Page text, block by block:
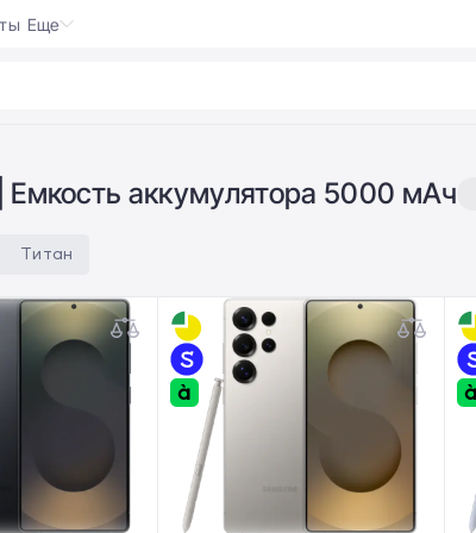
Еще
Емкость аккумулятора 5000 мАч
Титан